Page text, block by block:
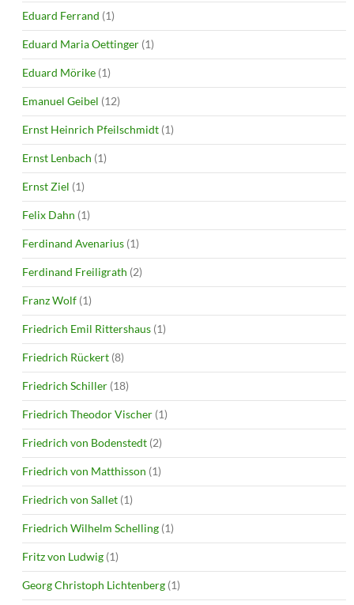
Eduard Ferrand (1)
Eduard Maria Oettinger (1)
Eduard Mörike (1)
Emanuel Geibel (12)
Ernst Heinrich Pfeilschmidt (1)
Ernst Lenbach (1)
Ernst Ziel (1)
Felix Dahn (1)
Ferdinand Avenarius (1)
Ferdinand Freiligrath (2)
Franz Wolf (1)
Friedrich Emil Rittershaus (1)
Friedrich Rückert (8)
Friedrich Schiller (18)
Friedrich Theodor Vischer (1)
Friedrich von Bodenstedt (2)
Friedrich von Matthisson (1)
Friedrich von Sallet (1)
Friedrich Wilhelm Schelling (1)
Fritz von Ludwig (1)
Georg Christoph Lichtenberg (1)